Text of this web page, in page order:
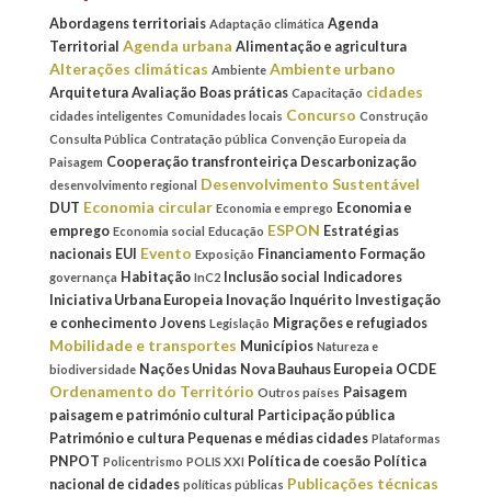
Abordagens territoriais Adaptação climática Agenda
Territorial Agenda urbana Alimentação e agricultura
Alterações climáticas Ambiente Ambiente urbano
Arquitetura Avaliação Boas práticas Capacitação cidades
cidades inteligentes Comunidades locais Concurso Construção
Consulta Pública Contratação pública Convenção Europeia da
Paisagem Cooperação transfronteiriça Descarbonização
desenvolvimento regional Desenvolvimento Sustentável
DUT Economia circular Economia e emprego Economia e
emprego Economia social Educação ESPON Estratégias
nacionais EUI Evento Exposição Financiamento Formação
governança Habitação InC2 Inclusão social Indicadores
Iniciativa Urbana Europeia Inovação Inquérito Investigação
e conhecimento Jovens Legislação Migrações e refugiados
Mobilidade e transportes Municípios Natureza e
biodiversidade Nações Unidas Nova Bauhaus Europeia OCDE
Ordenamento do Território Outros países Paisagem
paisagem e património cultural Participação pública
Património e cultura Pequenas e médias cidades Plataformas
PNPOT Policentrismo POLIS XXI Política de coesão Política
nacional de cidades políticas públicas Publicações técnicas